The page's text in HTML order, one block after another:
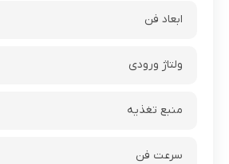
ابعاد فن
ولتاژ ورودی
منبع تغذیه
سرعت فن